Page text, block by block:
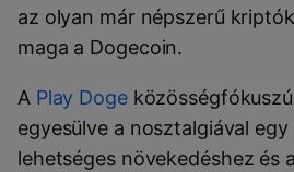
az olyan már népszerű
maga a Dogecoin.
A Play Doge
egyesülve a nosztalgiával
lehetséges növekedéshez és